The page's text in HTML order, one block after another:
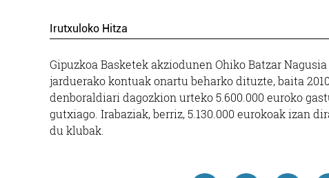
Irutxuloko Hitza
Gipuzkoa Basketek akziodunen Ohiko Batzar
jarduerako kontuak onartu beharko dituzte, baita
denboraldiari dagozkion urteko 5.600.000 euroko
gutxiago. Irabaziak, berriz, 5.130.000 eurokoak izan
du klubak.